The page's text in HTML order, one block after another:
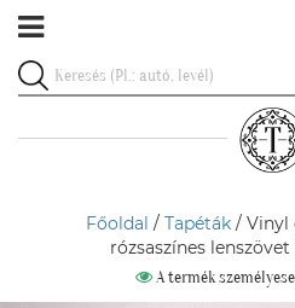
Főoldal / Tapéták / Vinyl
rózsaszínes
A termék